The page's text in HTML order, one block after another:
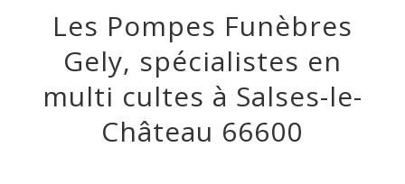
Les Pompes Funèbres
Gely, spécialistes en
multi cultes à Salses-le-
Château 66600